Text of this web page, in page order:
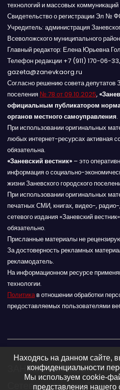
технологий и массовых
Свидетельство о регистрации Эл №
Учредитель: администрация
Всеволожского муниципального
Главный редактор: Елена Юрьевна
Телефон редакции +7 (911) 170-06-
gazeta@zanevkaorg.ru
Согласно решению совета депутатов
поселения № 78 от 09.10.2025,
официальным публикатором
органов местного самоуправления.
При использовании оригинальных
любых интернет-ресурсах активная
обязательна.
«Заневский вестник» – это
информация о социально-
жизни Заневского городского
При использовании оригинальных
печатных СМИ, книгах, видео-,
сетевого издания «Заневский
обязательно.
Присланные материалы не
За достоверность рекламных
рекламодатель.
На информационном ресурсе
технологии.
Политикав отношении обработки
предоставляемых пользователями
ЗАНЕВСКИЙ ВЕСТНИК
Сетевое издание
Находясь на данном сайте,
конфиденциальности
Мы используем cookie-
представления